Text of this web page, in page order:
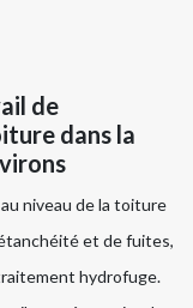
de
dans la
niveau de la toiture
et de fuites,
hydrofuge.